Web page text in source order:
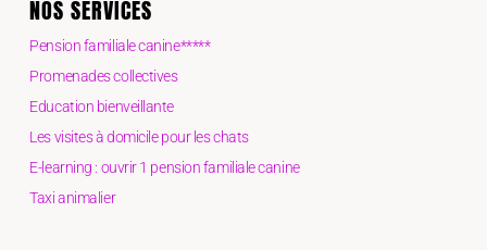
NOS SERVICES
Pension familiale canine*****
Promenades collectives
Education bienveillante
Les visites à domicile pour les chats
E-learning : ouvrir 1 pension familiale canine
Taxi animalier